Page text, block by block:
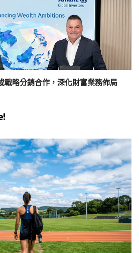
戰略分銷合作，深化財富業務佈局